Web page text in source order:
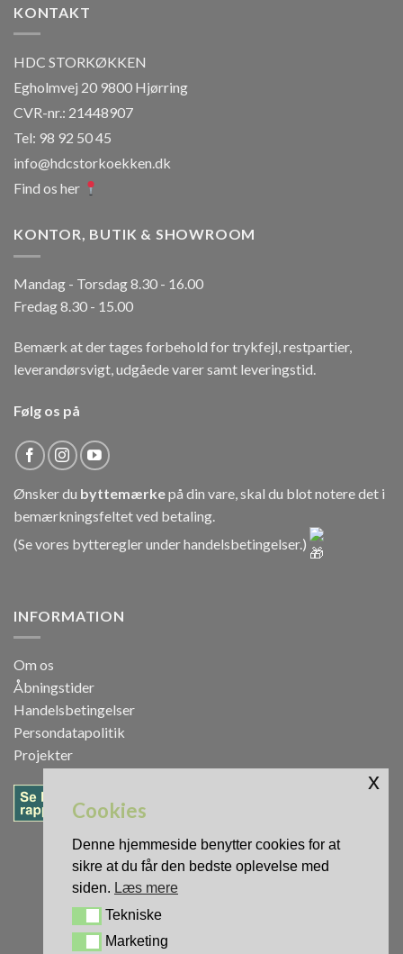
KONTAKT
HDC STORKØKKEN
Egholmvej 20 9800 Hjørring
CVR-nr.: 21448907
Tel: 98 92 50 45
info@hdcstorkoekken.dk
Find os her
KONTOR, BUTIK & SHOWROOM
Mandag - Torsdag 8.30 - 16.00
Fredag 8.30 - 15.00
Bemærk at der tages forbehold for trykfejl, restpartier,
leverandørsvigt, udgåede varer samt leveringstid.
Følg os på
Ønsker du byttemærkepå din vare, skal du blot notere det i
bemærkningsfeltet ved betaling.
(Se vores bytteregler underhandelsbetingelser.)
INFORMATION
Om os
Åbningstider
Handelsbetingelser
Persondatapolitik
Projekter
Cookies
Denne hjemmeside benytter cookies for at
sikre at du får den bedste oplevelse med
siden. Læs mere
Tekniske
Tekniske
Marketing
Marketing
x